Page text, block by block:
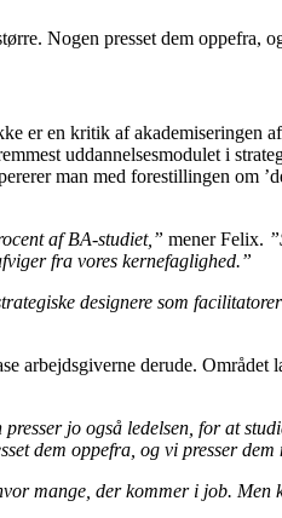
Nogen presset dem oppefra,
er en kritik af akademiseringen
uddannelsesmodulet i
man med forestillingen om
af BA-studiet,” mener Felix.
fra vores kernefaglighed.”
designere som
arbejdsgiverne derude.
jo også ledelsen, for at
dem oppefra, og vi presser dem
mange, der kommer i job.